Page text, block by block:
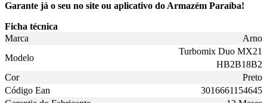
Garante já o seu no site ou aplicativo do Armazém Paraíba!
Ficha técnica
Marca
Arno
Modelo
Turbomix Duo MX21
HB2B18B2
Cor
Preto
Código Ean
3016661154645